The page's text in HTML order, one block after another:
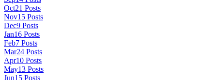
Oct21 Posts
Nov15 Posts
Dec9 Posts
Jan16 Posts
Feb7 Posts
Mar24 Posts
Apr10 Posts
May13 Posts
Jun15 Posts